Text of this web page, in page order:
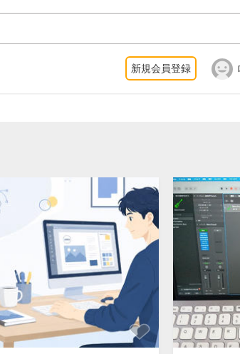
新規会員登録